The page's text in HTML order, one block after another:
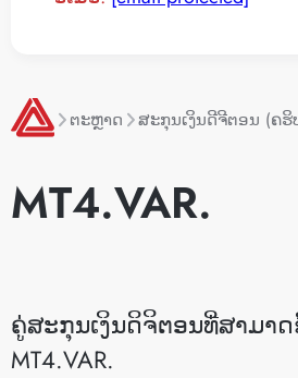
ຕະຫຼາດ ສະ​ກຸນ​ເງິນ​ດີ​ຈີ​ຕອນ (ຄຮິ
MT4.VAR.
ຄູ່ສະກຸນເງິນດິຈິຕອນທີ່ສາມາ
MT4.VAR.